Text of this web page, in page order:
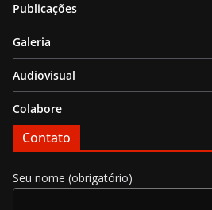
Publicações
Galeria
Audiovisual
Colabore
Contato
Seu nome (obrigatório)